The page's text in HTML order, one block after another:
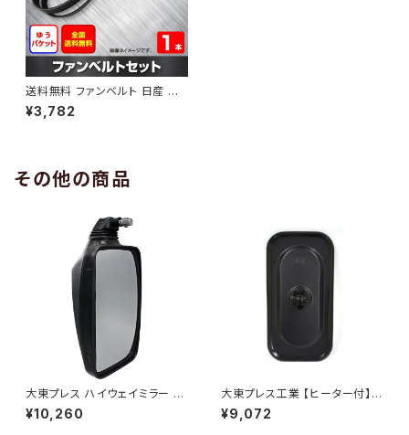
送料無料 ファンベルト 日産 マ
イクラ 型式FHZK12 H19.07～
H22.08 （国内トップメーカー）
¥3,782
その他の商品
大東プレス ハイウェイミラー R1
¥10,260
大東プレス工業 【ヒーター付】サ
イドミラー/バックミラーJ08 DI
-7BZ
¥9,072